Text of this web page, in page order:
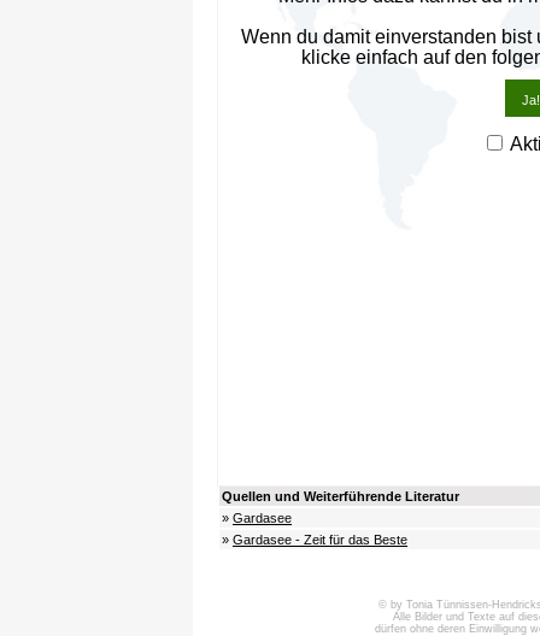
Wenn du damit einverstanden
klicke einfach auf den
Quellen und Weiterführende Literatur
» Gardasee
» Gardasee - Zeit für das Beste
© by Tonia Tünnissen-
Alle Bilder und Texte auf
dürfen ohne deren Einwilligung